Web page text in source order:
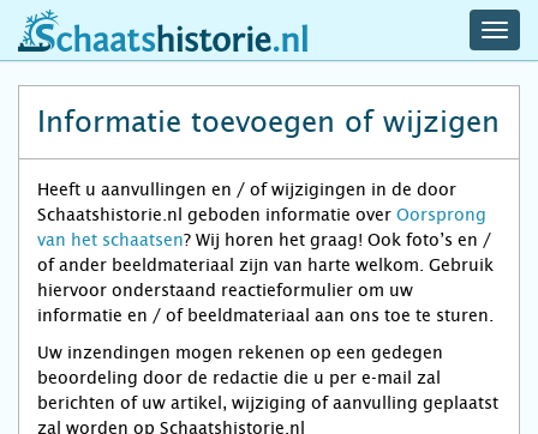
schaatshistorie.nl
Informatie toevoegen of wijzigen
Heeft u aanvullingen en / of wijzigingen in de door
Schaatshistorie.nl geboden informatie over Oorsprong
van het schaatsen? Wij horen het graag! Ook foto’s en /
of ander beeldmateriaal zijn van harte welkom. Gebruik
hiervoor onderstaand reactieformulier om uw
informatie en / of beeldmateriaal aan ons toe te sturen.
Uw inzendingen mogen rekenen op een gedegen
beoordeling door de redactie die u per e-mail zal
berichten of uw artikel, wijziging of aanvulling geplaatst
zal worden op Schaatshistorie.nl